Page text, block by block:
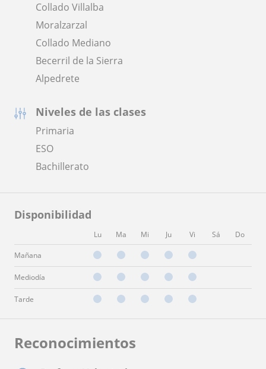
Collado Villalba
Moralzarzal
Collado Mediano
Becerril de la Sierra
Alpedrete
Niveles de las clases
Primaria
ESO
Bachillerato
Disponibilidad
Lu Ma Mi Ju Vi Sá Do
Mañana
Mediodía
Tarde
Reconocimientos